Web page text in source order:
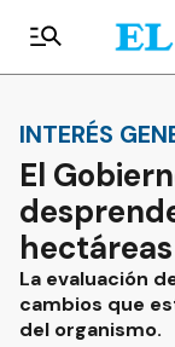
INTERÉS
El
La evaluación
cambios que
del organismo.